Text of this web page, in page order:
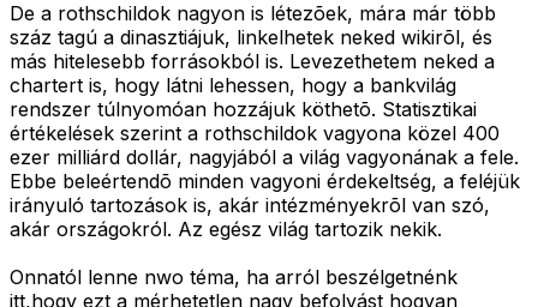
De a rothschildok nagyon is létezõek, mára már több
száz tagú a dinasztiájuk, linkelhetek neked wikirõl, és
más hitelesebb forrásokból is. Levezethetem neked a
chartert is, hogy látni lehessen, hogy a bankvilág
rendszer túlnyomóan hozzájuk köthetõ. Statisztikai
értékelések szerint a rothschildok vagyona közel 400
ezer milliárd dollár, nagyjából a világ vagyonának a fele.
Ebbe beleértendõ minden vagyoni érdekeltség, a feléjük
irányuló tartozások is, akár intézményekrõl van szó,
akár országokról. Az egész világ tartozik nekik.
Onnatól lenne nwo téma, ha arról beszélgetnénk
itt,hogy ezt a mérhetetlen nagy befolyást hogyan